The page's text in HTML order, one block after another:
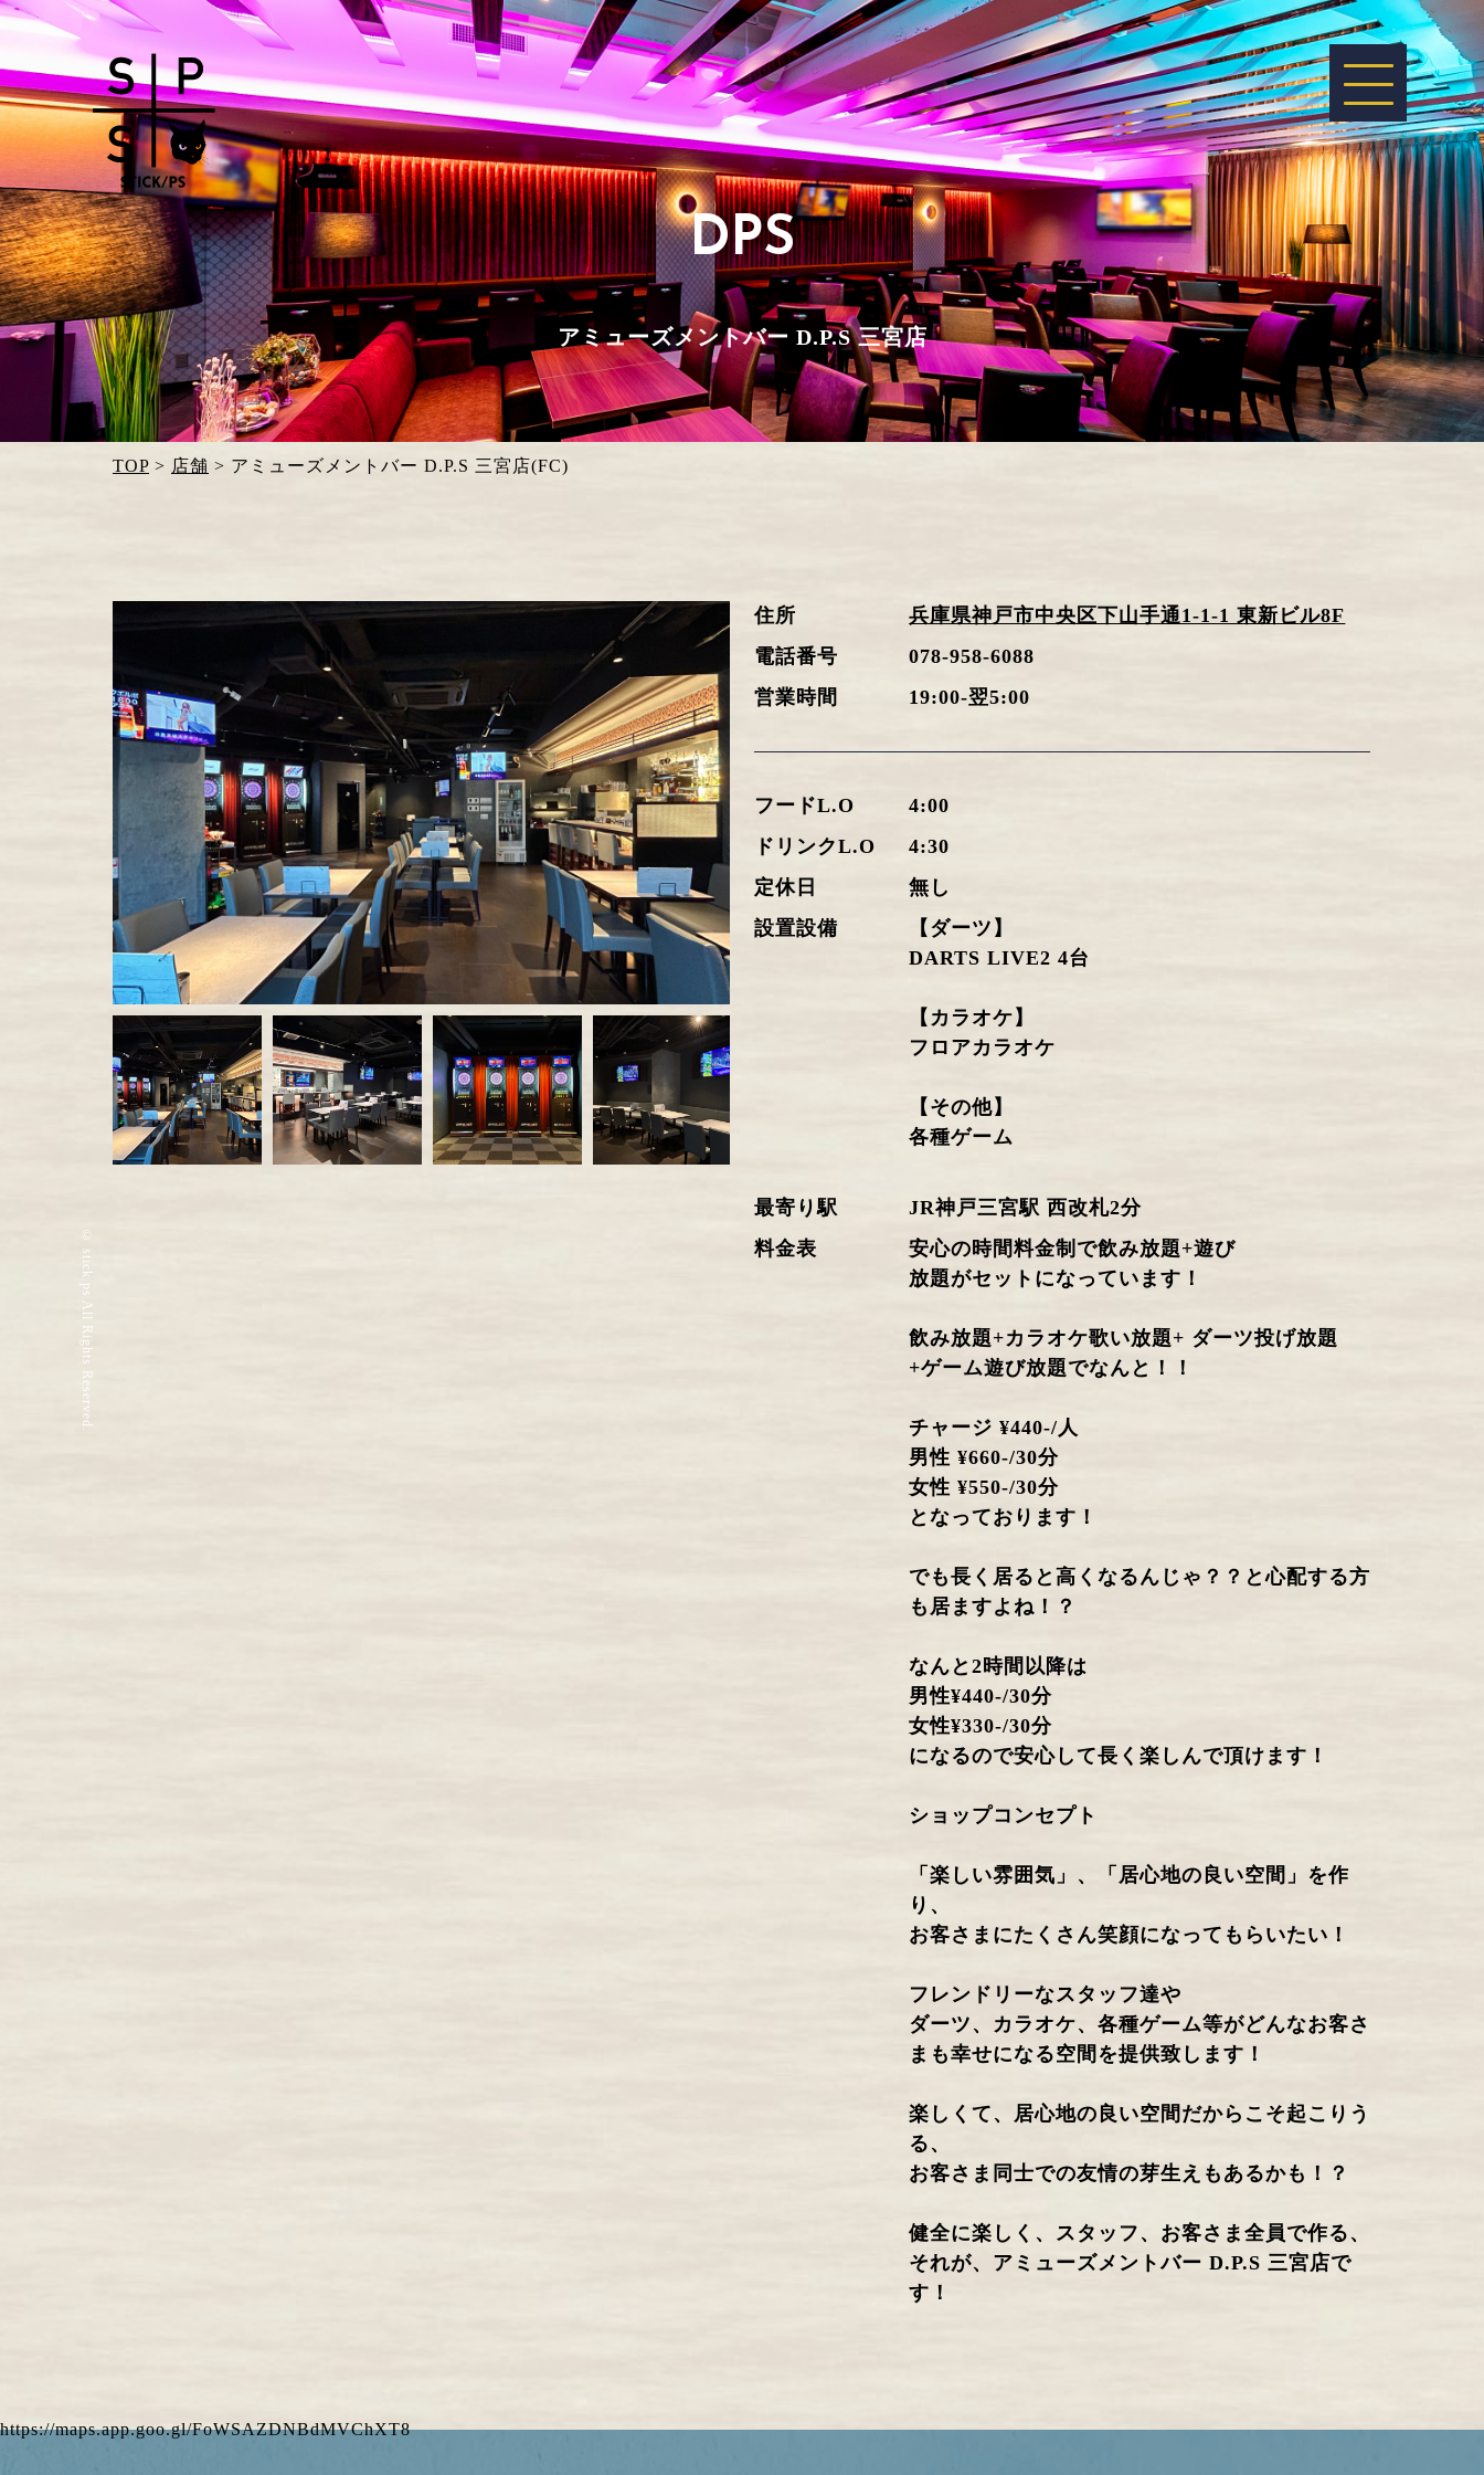
DPS
アミューズメントバー D.P.S 三宮店
TOP > 店舗 > アミューズメントバー D.P.S 三宮店(FC)
住所
兵庫県神戸市中央区下山手通1-1-1 東新ビル8F
電話番号
078-958-6088
営業時間
19:00-翌5:00
フードL.O
4:00
ドリンクL.O
4:30
定休日
無し
設置設備
【ダーツ】
DARTS LIVE2 4台
【カラオケ】
フロアカラオケ
【その他】
各種ゲーム
最寄り駅
JR神戸三宮駅 西改札2分
料金表
安心の時間料金制で飲み放題+遊び
放題がセットになっています！
飲み放題+カラオケ歌い放題+ ダーツ投げ放題
+ゲーム遊び放題でなんと！！
チャージ ¥440-/人
男性 ¥660-/30分
女性 ¥550-/30分
となっております！
でも長く居ると高くなるんじゃ？？と心配する方
も居ますよね！？
なんと2時間以降は
男性¥440-/30分
女性¥330-/30分
になるので安心して長く楽しんで頂けます！
ショップコンセプト
「楽しい雰囲気」、「居心地の良い空間」を作
り、
お客さまにたくさん笑顔になってもらいたい！
フレンドリーなスタッフ達や
ダーツ、カラオケ、各種ゲーム等がどんなお客さ
まも幸せになる空間を提供致します！
楽しくて、居心地の良い空間だからこそ起こりう
る、
お客さま同士での友情の芽生えもあるかも！？
健全に楽しく、スタッフ、お客さま全員で作る、
それが、アミューズメントバー D.P.S 三宮店で
す！
https://maps.app.goo.gl/FoWSAZDNBdMVChXT8
© stick ps All Rights Reserved.